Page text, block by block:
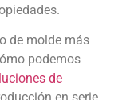
de molde más
podemos
de